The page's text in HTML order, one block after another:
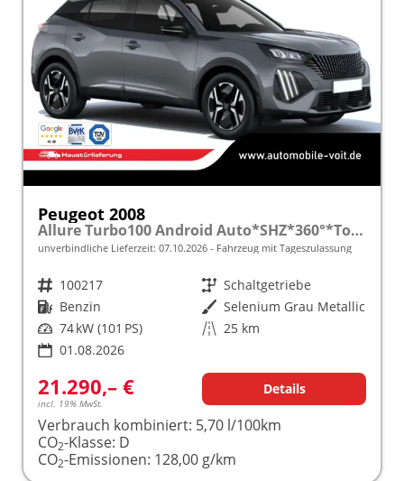
Peugeot 2008
Allure Turbo100 Android Auto*SHZ*360°*Totwinkel*Klimaauto
unverbindliche Lieferzeit: 07.10.2026 Fahrzeug mit Tageszulassung
Fahrzeugnr. 100217 Getriebe Schaltgetriebe
Kraftstoff Benzin Außenfarbe Selenium Grau Metallic
Leistung 74 kW (101 PS) Kilometerstand 25 km
01.08.2026
21.290,– €
incl. 19% MwSt.
Details
Verbrauch kombiniert: 5,70 l/100km
CO2-Klasse: D
CO2-Emissionen: 128,00 g/km